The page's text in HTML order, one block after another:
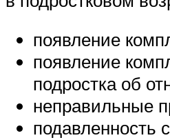
появление
появление
подростка об
неправильные
подавленность